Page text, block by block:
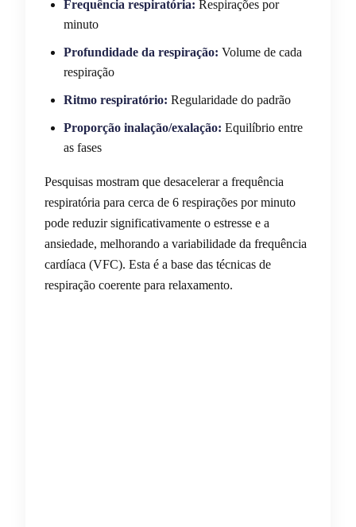
Frequência respiratória: Respirações por
minuto
Profundidade da respiração: Volume de cada
respiração
Ritmo respiratório: Regularidade do padrão
Proporção inalação/exalação: Equilíbrio entre
as fases
Pesquisas mostram que desacelerar a frequência
respiratória para cerca de 6 respirações por minuto
pode reduzir significativamente o estresse e a
ansiedade, melhorando a variabilidade da frequência
cardíaca (VFC). Esta é a base das técnicas de
respiração coerente para relaxamento.